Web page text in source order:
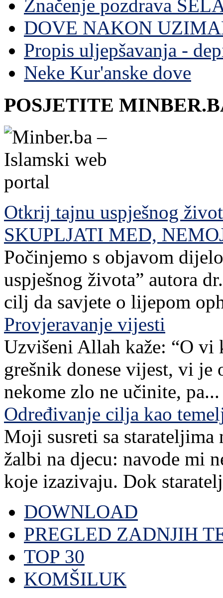
Značenje pozdrava
DOVE NAKON
Propis uljepšavanja -
Neke Kur'anske dove
POSJETITE
Otkrij tajnu uspješnog
SKUPLJATI MED,
Počinjemo s objavom
uspješnog života” autora
cilj da savjete o lijepom
Provjeravanje vijesti
Uzvišeni Allah kaže: “O
grešnik donese vijest, vi je
nekome zlo ne učinite, pa...
Određivanje cilja kao
Moji susreti sa
žalbi na djecu: navode mi
koje izazivaju. Dok
DOWNLOAD
PREGLED ZADNJIH
TOP 30
KOMŠILUK